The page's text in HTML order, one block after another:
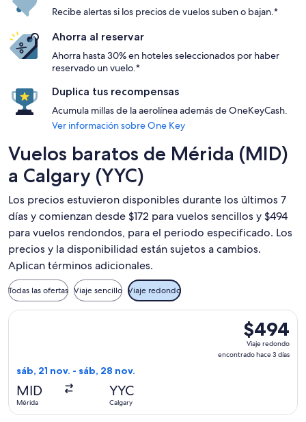
Recibe alertas si los precios de vuelos suben o bajan.*
Ahorra al reservar
Ahorra hasta 30% en hoteles seleccionados por haber
reservado un vuelo.*
Duplica tus recompensas
Acumula millas de la aerolínea además de OneKeyCash.
Ver información sobre One Key
Vuelos baratos de Mérida (MID)
a Calgary (YYC)
Los precios estuvieron disponibles durante los últimos 7
días y comienzan desde $172 para vuelos sencillos y $494
para vuelos rendondos, para el periodo especificado. Los
precios y la disponibilidad están sujetos a cambios.
Aplican términos adicionales.
Todas las ofertas Viaje sencillo Viaje redondo
$494
Viaje
redondo,
$494
Viaje redondo
encontrado hace 3 días
sáb, 21 nov. - sáb, 28 nov.
MID
Mérida
YYC
Calgary
Seleccionar vuelo de Air Canada, con salida el sáb, 21 nov.